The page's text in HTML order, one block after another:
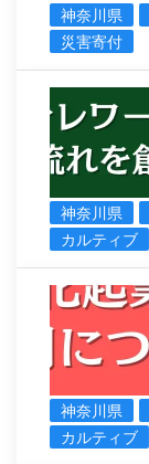
神奈川県
災害寄付
神奈川県
カルティブ
神奈川県
カルティブ